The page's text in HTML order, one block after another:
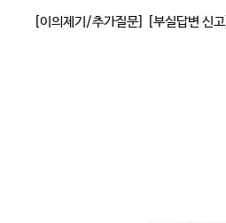
[이의제기/추가질문] [부실답변 신고]